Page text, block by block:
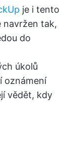
je i tento
navržen tak,
do
úkolů
oznámení
vědět, kdy